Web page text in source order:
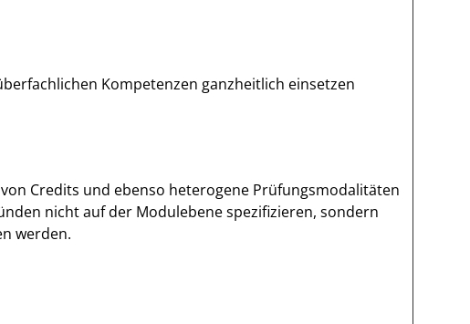
Kompetenzen ganzheitlich einsetzen
Credits und ebenso heterogene Prüfungsmodalitäten
nicht auf der Modulebene spezifizieren, sondern
werden.